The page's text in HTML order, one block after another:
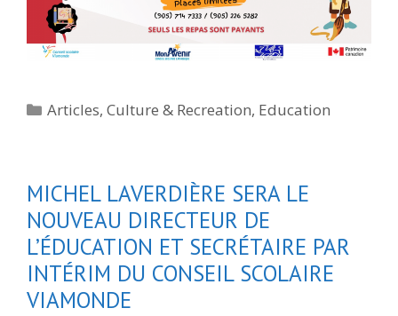
Categories
Articles,Culture & Recreation, Education
MICHEL LAVERDIÈRE SERA LE
NOUVEAU DIRECTEUR DE
L’ÉDUCATION ET SECRÉTAIRE PAR
INTÉRIM DU CONSEIL SCOLAIRE
VIAMONDE